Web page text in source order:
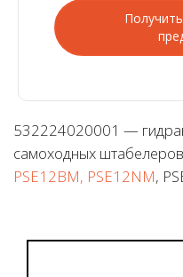
532224020001 —
самоходных
PSE12BM, PSE12NM,